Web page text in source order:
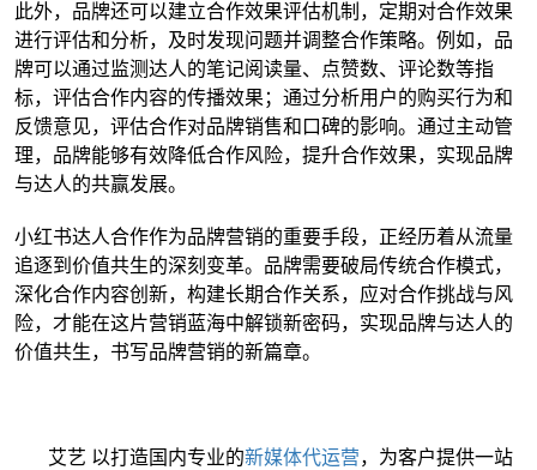
此外，品牌还可以建立合作效果评估机制，定期对合作效果
进行评估和分析，及时发现问题并调整合作策略。例如，品
牌可以通过监测达人的笔记阅读量、点赞数、评论数等指
标，评估合作内容的传播效果；通过分析用户的购买行为和
反馈意见，评估合作对品牌销售和口碑的影响。通过主动管
理，品牌能够有效降低合作风险，提升合作效果，实现品牌
与达人的共赢发展。
小红书达人合作作为品牌营销的重要手段，正经历着从流量
追逐到价值共生的深刻变革。品牌需要破局传统合作模式，
深化合作内容创新，构建长期合作关系，应对合作挑战与风
险，才能在这片营销蓝海中解锁新密码，实现品牌与达人的
价值共生，书写品牌营销的新篇章。
艾艺 以打造国内专业的新媒体代运营，为客户提供一站